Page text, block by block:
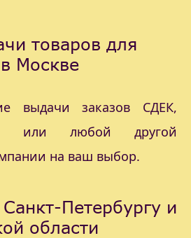
товаров для
Москве
выдачи заказов СДЕК,
или любой другой
на ваш выбор.
Петербургу и
области